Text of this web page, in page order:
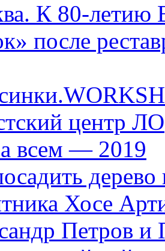
К 80-
после
центр ЛО
всем — 2019
дерево
Хосе
Петров и